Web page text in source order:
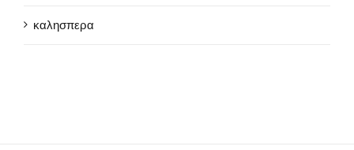
καλησπερα